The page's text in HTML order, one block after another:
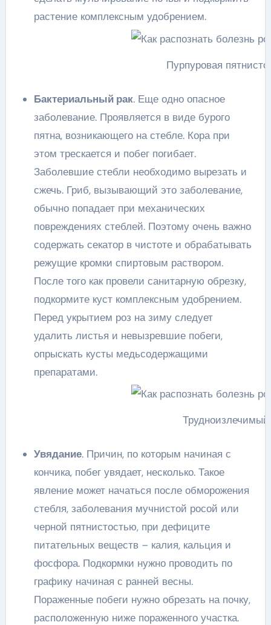
растение комплексным удобрением.
Пурпуровая
Бактериальный рак. Еще одно опасное
заболевание. Проявляется в виде бурого
пятна, возникающего на стебле. Кора при
этом трескается и побег погибает.
Заболевшие стебли необходимо вырезать и
сжечь. Гриб, вызывающий это заболевание,
обычно попадает при механических
повреждениях стеблей. Поэтому очень важно
содержать секатор в чистоте и обрабатывать
режущие кромки спиртовым раствором.
После того как провели санитарную обрезку,
подкормите куст комплексным удобрением.
Перед укрытием роз на зиму следует
удалить листья и невызревшие побеги,
опрыскать кусты медьсодержащими
препаратами.
Увядание. Причин, по которым начиная с
кончика, побег увядает, несколько. Такое
явление может начаться после обморожения
стебля, заболевания мучнистой росой или
черной пятнистостью, при дефиците
питательных веществ – калия, кальция и
фосфора. Подкормки нужно проводить по
графику начиная с ранней весны.
Пораженные побеги нужно обрезать на почку,
расположенную ниже пораженного участка.